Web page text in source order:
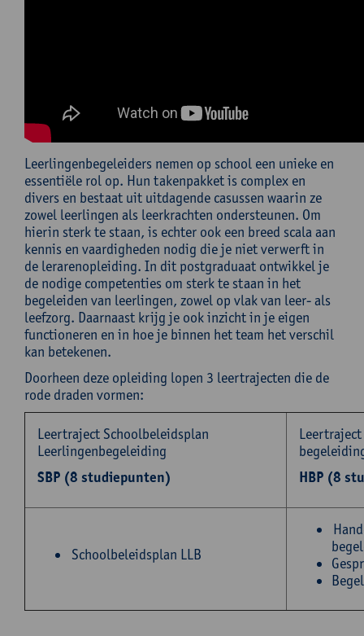
Leerlingenbegeleiders nemen op school een unieke en
essentiële rol op. Hun takenpakket is complex en
divers en bestaat uit uitdagende casussen waarin ze
zowel leerlingen als leerkrachten ondersteunen. Om
hierin sterk te staan, is echter ook een breed scala aan
kennis en vaardigheden nodig die je niet verwerft in
de lerarenopleiding. In dit postgraduaat ontwikkel je
de nodige competenties om sterk te staan in het
begeleiden van leerlingen, zowel op vlak van leer- als
leefzorg. Daarnaast krijg je ook inzicht in je eigen
functioneren en in hoe je binnen het team het verschil
kan betekenen.
Doorheen deze opleiding lopen 3 leertrajecten die de
rode draden vormen:
Leertraject Schoolbeleidsplan
Leerlingenbegeleiding
SBP (8 studiepunten) HBP (8
Schoolbeleidsplan LLB